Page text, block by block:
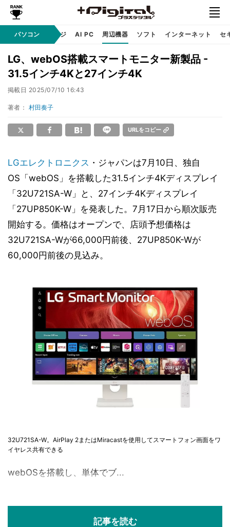
パソコン
自作 / テクノロジ AI PC 周辺機器 ソフト インターネット セ
LG、webOS搭載スマートモニター新製品 -
31.5インチ4Kと27インチ4K
掲載日 2025/07/10 16:43
著者： 村田奏子
URLをコピー
LGエレクトロニクス ・ジャパンは7月10日、独自
OS「webOS」を搭載した31.5インチ4Kディスプレイ
「32U721SA-W」と、27インチ4Kディスプレイ
「27UP850K-W」を発表した。7月17日から順次販売
開始する。価格はオープンで、店頭予想価格は
32U721SA-Wが66,000円前後、27UP850K-Wが
60,000円前後の見込み。
32U721SA-W。AirPlay 2またはMiracastを使用してスマートフォン画面をワ
イヤレス共有できる
webOSを搭載し、単体でブ...
記事を読む